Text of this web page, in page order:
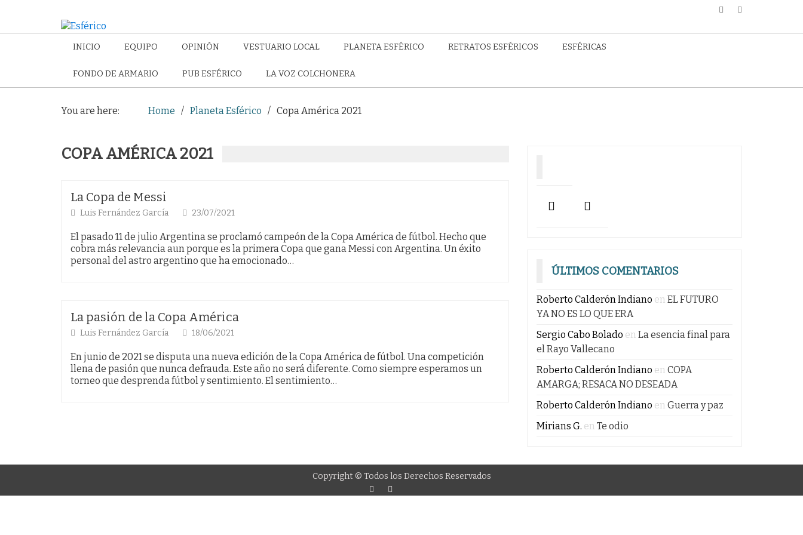
INICIO EQUIPO OPINIÓN VESTUARIO LOCAL PLANETA ESFÉRICO RETRATOS ESFÉRICOS ESFÉRICAS
FONDO DE ARMARIO PUB ESFÉRICO LA VOZ COLCHONERA
You are here: Home Planeta Esférico Copa América 2021
COPA AMÉRICA 2021
La Copa de Messi
Luis Fernández García 23/07/2021
El pasado 11 de julio Argentina se proclamó campeón de la Copa América de fútbol. Hecho que
cobra más relevancia aun porque es la primera Copa que gana Messi con Argentina. Un éxito
personal del astro argentino que ha emocionado…
La pasión de la Copa América
Luis Fernández García 18/06/2021
En junio de 2021 se disputa una nueva edición de la Copa América de fútbol. Una competición
llena de pasión que nunca defrauda. Este año no será diferente. Como siempre esperamos un
torneo que desprenda fútbol y sentimiento. El sentimiento…
ÚLTIMOS COMENTARIOS
Roberto Calderón Indiano en EL FUTURO
YA NO ES LO QUE ERA
Sergio Cabo Bolado en La esencia final para
el Rayo Vallecano
Roberto Calderón Indiano en COPA
AMARGA; RESACA NO DESEADA
Roberto Calderón Indiano en Guerra y paz
Mirians G. en Te odio
Copyright © Todos los Derechos Reservados